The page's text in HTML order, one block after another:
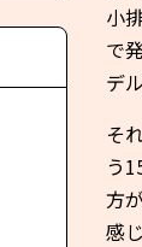
小
で
デ
そ
う
方
感